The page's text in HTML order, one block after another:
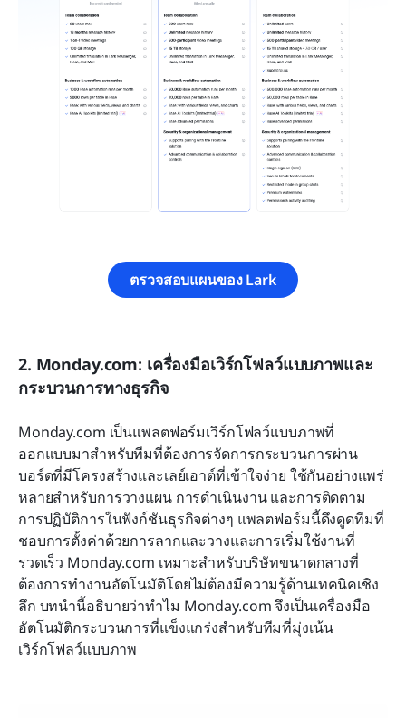
ตรวจสอบแผนของ Lark
2. Monday.com: เครื่องมือเวิร์กโฟลว์แบบภาพและ
กระบวนการทางธุรกิจ
Monday.com เป็นแพลตฟอร์มเวิร์กโฟลว์แบบภาพที่
ออกแบบมาสำหรับทีมที่ต้องการจัดการกระบวนการผ่าน
บอร์ดที่มีโครงสร้างและเลย์เอาต์ที่เข้าใจง่าย ใช้กันอย่างแพร่
หลายสำหรับการวางแผน การดำเนินงาน และการติดตาม
การปฏิบัติการในฟังก์ชันธุรกิจต่างๆ แพลตฟอร์มนี้ดึงดูดทีมที่
ชอบการตั้งค่าด้วยการลากและวางและการเริ่มใช้งานที่
รวดเร็ว Monday.com เหมาะสำหรับบริษัทขนาดกลางที่
ต้องการทำงานอัตโนมัติโดยไม่ต้องมีความรู้ด้านเทคนิคเชิง
ลึก บทนำนี้อธิบายว่าทำไม Monday.com จึงเป็นเครื่องมือ
อัตโนมัติกระบวนการที่แข็งแกร่งสำหรับทีมที่มุ่งเน้น
เวิร์กโฟลว์แบบภาพ